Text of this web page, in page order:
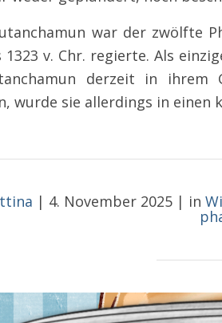
war der zwölfte
1323 v. Chr. regierte. Als
derzeit in ihrem
wurde sie allerdings in
| 4. November 2025 | in